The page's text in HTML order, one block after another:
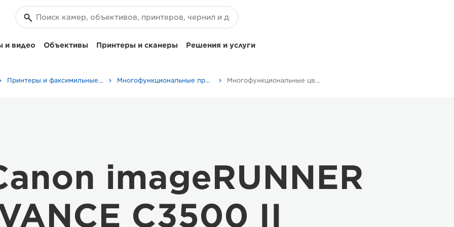
и видео Объективы Принтеры и сканеры Решения и услуги
Принтеры и факсимильные аппараты для бизнеса Многофункциональные принтеры - Принтеры «Все в одном» Многофункциональные цветные принтеры
imageRUNNER
C3500 II